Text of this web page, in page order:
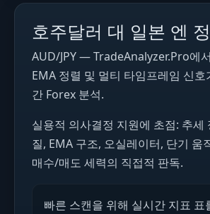
호주달러 대 일본 엔
AUD/JPY — TradeAnalyzer.Pro에
EMA 정렬 및 멀티 타임프레임 신호
간 Forex 분석.
실용적 의사결정 지원에 초점: 추세
질, EMA 구조, 오실레이터, 단기 움
매수/매도 세력의 직접적 판독.
빠른 스캔을 위해 실시간 지표 표